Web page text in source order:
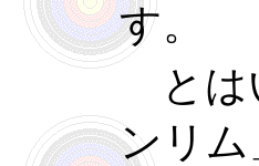
す。
とは
ンリ